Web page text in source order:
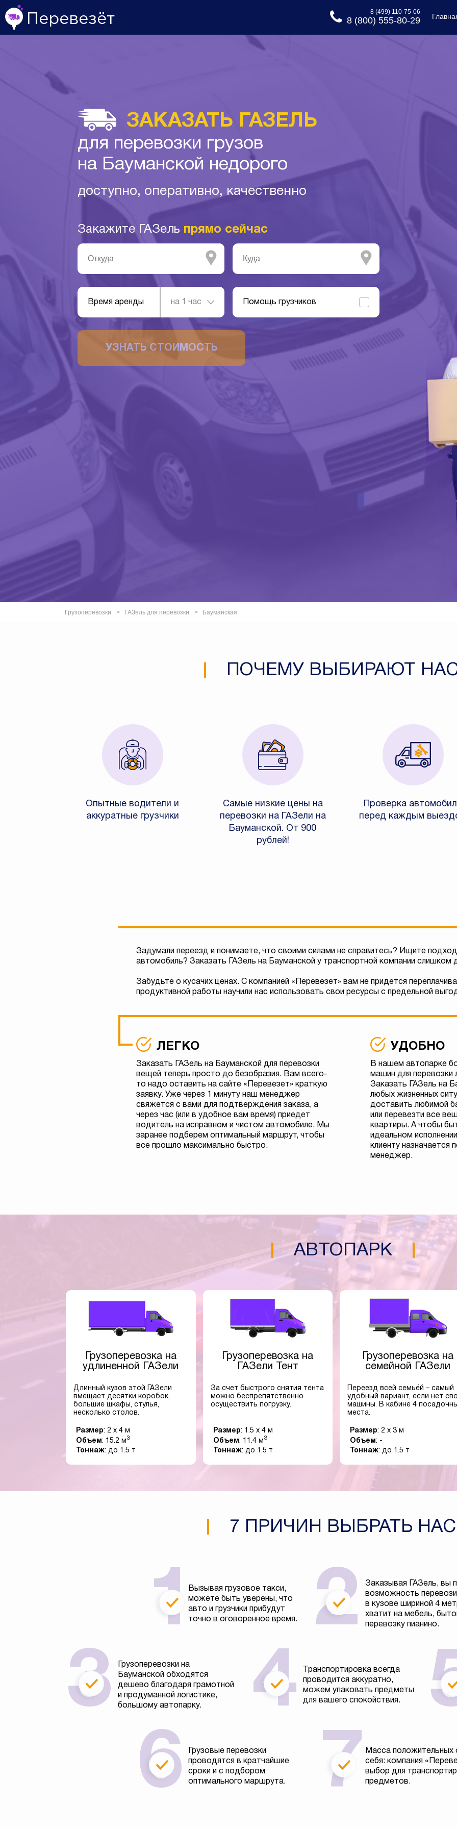
Перевезёт
8 (499) 110-75-06
8 (800) 555-80-29
ЗАКАЗАТЬ ГАЗЕЛЬ
для перевозки грузов
на Бауманской недорого
доступно, оперативно, качественно
Закажите ГАЗель прямо сейчас
Время аренды на 1 час Помощь грузчиков
УЗНАТЬ СТОИМОСТЬ
Грузоперевозки ГАЗель для перевозки Бауманская
ПОЧЕМУ ВЫБИРАЮТ
Опытные водители и
аккуратные грузчики
Самые низкие цены на
перевозки на ГАЗели на
Бауманской. От 900
рублей!
Проверка
перед каждым
Задумали переезд и понимаете, что своими силами не справитесь? Ищите
автомобиль? Заказать ГАЗель на Бауманской у транспортной компании слишком
Забудьте о кусачих ценах. С компанией «Перевезет» вам не придется
продуктивной работы научили нас использовать свои ресурсы с предельной
ЛЕГКО
Заказать ГАЗель на Бауманской для перевозки
вещей теперь просто до безобразия. Вам всего-
то надо оставить на сайте «Перевезет» краткую
заявку. Уже через 1 минуту наш менеджер
свяжется с вами для подтверждения заказа, а
через час (или в удобное вам время) приедет
водитель на исправном и чистом автомобиле. Мы
заранее подберем оптимальный маршрут, чтобы
все прошло максимально быстро.
УДОБНО
В нашем автопарке
машин для перевозки
Заказать ГАЗель на
любых жизненных
доставить любимой
или перевезти все
квартиры. А чтобы
идеальном
клиенту назначается
менеджер.
АВТОПАРК
Грузоперевозка на
удлиненной ГАЗели
Длинный кузов этой ГАЗели
вмещает десятки коробок,
большие шкафы, стулья,
несколько столов.
Размер: 2 x 4 м
Объем: 15.2 м 3
Тоннаж: до 1.5 т
Грузоперевозка на
ГАЗели Тент
За счет быстрого снятия тента
можно беспрепятственно
осуществить погрузку.
Размер: 1.5 x 4 м
Объем: 11.4 м 3
Тоннаж: до 1.5 т
Грузоперевозка на
семейной ГАЗели
Переезд всей семьёй – самый
удобный вариант, если нет
машины. В кабине 4
места.
Размер: 2 x 3 м
Объем: -
Тоннаж: до 1.5 т
7 ПРИЧИН ВЫБРАТЬ НАС
Вызывая грузовое такси,
можете быть уверены, что
авто и грузчики прибудут
точно в оговоренное время.
Заказывая ГАЗель, вы
возможность
в кузове шириной 4
хватит на мебель,
перевозку пианино.
Грузоперевозки на
Бауманской обходятся
дешево благодаря грамотной
и продуманной логистике,
большому автопарку.
Транспортировка всегда
проводится аккуратно,
можем упаковать предметы
для вашего спокойствия.
Грузовые перевозки
проводятся в кратчайшие
сроки и с подбором
оптимального маршрута.
Масса положительных
себя: компания
выбор для
предметов.